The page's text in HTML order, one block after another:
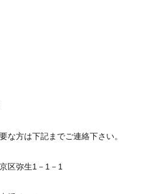
な方は下記までご連絡下さい。
区弥生1－1－1